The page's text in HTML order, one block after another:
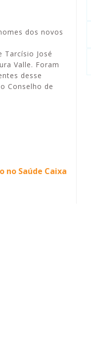
dos novos
Tarcísio José
Valle. Foram
desse
Conselho de
no Saúde Caixa